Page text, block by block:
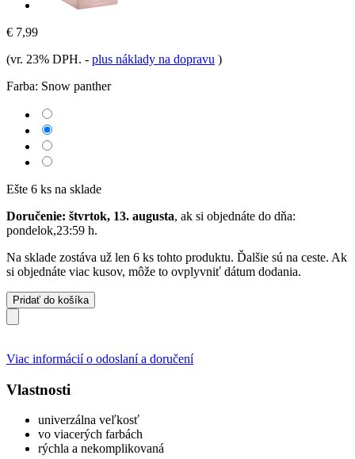
€ 7,99
(vr. 23% DPH. - plus náklady na dopravu )
Farba: Snow panther
Ešte 6 ks na sklade
Doručenie: štvrtok, 13. augusta, ak si objednáte do dňa:
pondelok,23:59 h.
Na sklade zostáva už len 6 ks tohto produktu. Ďalšie sú na ceste. Ak
si objednáte viac kusov, môže to ovplyvniť dátum dodania.
Pridať do košíka
Viac informácií o odoslaní a doručení
Vlastnosti
univerzálna veľkosť
vo viacerých farbách
rýchla a nekomplikovaná